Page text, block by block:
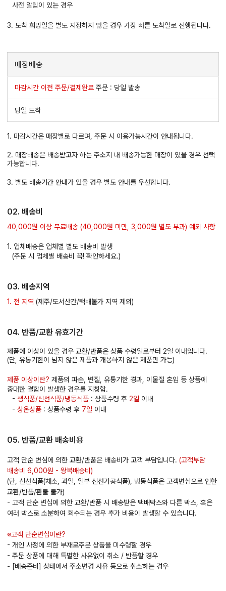
사전 알림이 있는 경우
3. 도착 희망일을 별도 지정하지 않을 경우 가장 빠른 도착일로 진행됩니다.
매장배송
마감시간 이전 주문/결제완료 주문 : 당일 발송
당일 도착
1. 마감시간은 매장별로 다르며, 주문 시 이용가능시간이 안내됩니다.
2. 매장배송은 배송받고자 하는 주소지 내 배송가능한 매장이 있을 경우 선택
가능합니다.
3. 별도 배송기간 안내가 있을 경우 별도 안내를 우선합니다.
02. 배송비
40,000원 이상 무료배송 (40,000원 미만, 3,000원 별도 부과) 예외 사항
1. 업체배송은 업체별 별도 배송비 발생
(주문 시 업체별 배송비 꼭! 확인하세요.)
03. 배송지역
1. 전 지역 (제주/도서산간/택배불가 지역 제외)
04. 반품/교환 유효기간
제품에 이상이 있을 경우 교환/반품은 상품 수령일로부터 2일 이내입니다.
(단, 유통기한이 넘지 않은 제품과 개봉하지 않은 제품만 가능)
제품 이상이란? 제품의 파손, 변질, 유통기한 경과, 이물질 혼입 등 상품에
중대한 결함이 발생한 경우를 지칭함.
- 생식품/신선식품/냉동식품 : 상품수령 후 2일 이내
- 상온상품 : 상품수령 후 7일 이내
05. 반품/교환 배송비용
고객 단순 변심에 의한 교환/반품은 배송비가 고객 부담입니다. (고객부담
배송비 6,000원 - 왕복배송비)
(단, 신선식품(채소, 과일, 일부 신선가공식품), 냉동식품은 고객변심으로 인한
교환/반품/환불 불가)
- 고객 단순 변심에 의한 교환/반품 시 배송받은 택배박스와 다른 박스, 혹은
여러 박스로 소분하여 회수되는 경우 추가 비용이 발생할 수 있습니다.
※고객 단순변심이란?
- 개인 사정에 의한 부재로주문 상품을 미수령할 경우
- 주문 상품에 대해 특별한 사유없이 취소 / 반품할 경우
- [배송준비] 상태에서 주소변경 사유 등으로 취소하는 경우